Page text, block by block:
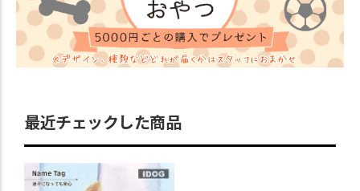
最近チェックした商品